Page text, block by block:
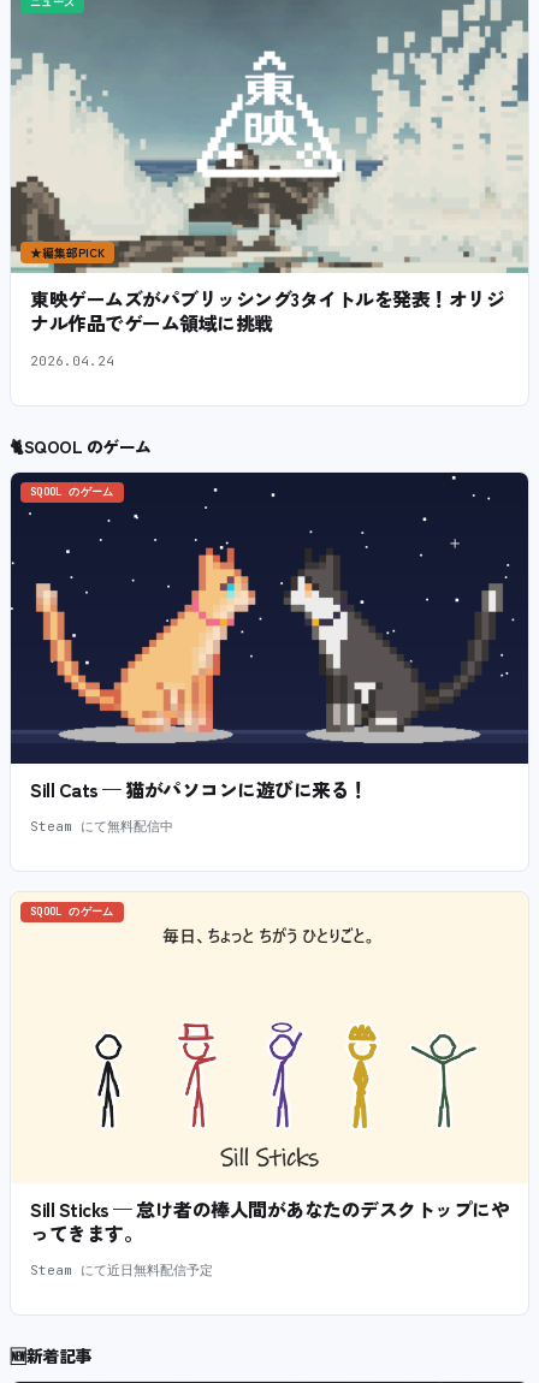
★編集部PICK
東映ゲームズがパブリッシング3タイトルを発表！オリジ
ナル作品でゲーム領域に挑戦
2026.04.24
🐈SQOOL のゲーム
SQOOL のゲーム
Sill Cats — 猫がパソコンに遊びに来る！
Steam にて無料配信中
SQOOL のゲーム
Sill Sticks — 怠け者の棒人間があなたのデスクトップにや
ってきます。
Steam にて近日無料配信予定
🆕新着記事